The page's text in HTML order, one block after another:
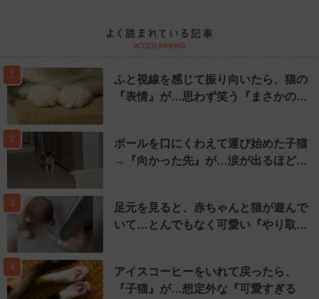
1
ふと視線を感じて振り向いたら、猫の
『表情』が…思わず笑う『まさかの…
2
ボールを口にくわえて運び始めた子猫
→『向かった先』が…涙が出るほど…
3
足元を見ると、赤ちゃんと猫が遊んで
いて…とんでもなく可愛い『やり取…
4
アイスコーヒーをいれて戻ったら、
『子猫』が…想定外な『可愛すぎる